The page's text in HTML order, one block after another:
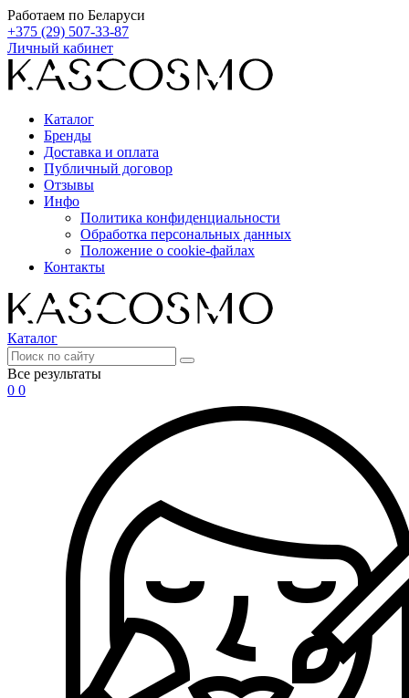
Работаем по Беларуси
+375 (29) 507-33-87
Личный кабинет
Каталог
Бренды
Доставка и оплата
Публичный договор
Отзывы
Инфо
Политика конфиденциальности
Обработка персональных данных
Положение о cookie-файлах
Контакты
Каталог
Все результаты
0 0